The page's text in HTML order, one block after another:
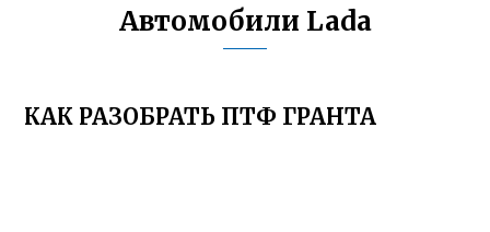
Автомобили Lada
КАК РАЗОБРАТЬ ПТФ ГРАНТА